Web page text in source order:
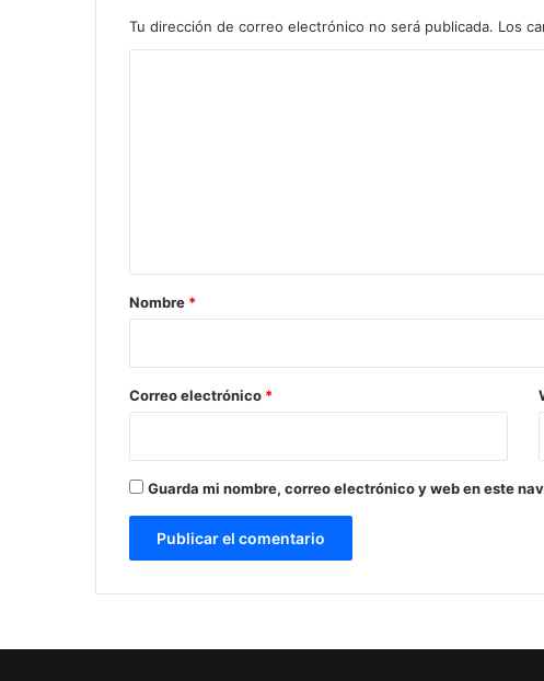
Tu dirección de correo electrónico no será publicada. Los
r
*
Nombre *
Correo electrónico *
Guarda mi nombre, correo electrónico y web en este